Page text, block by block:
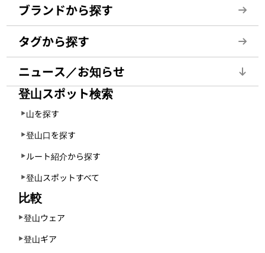
ブランドから探す
タグから探す
ニュース／お知らせ
登山スポット検索
山を探す
登山口を探す
ルート紹介から探す
登山スポットすべて
比較
登山ウェア
登山ギア